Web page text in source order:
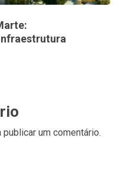
publicar um comentário.